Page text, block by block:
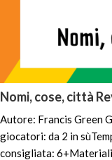
Nomi, cose, città
Autore: Francis Green
giocatori: da 2 in
consigliata: 6+Materiali